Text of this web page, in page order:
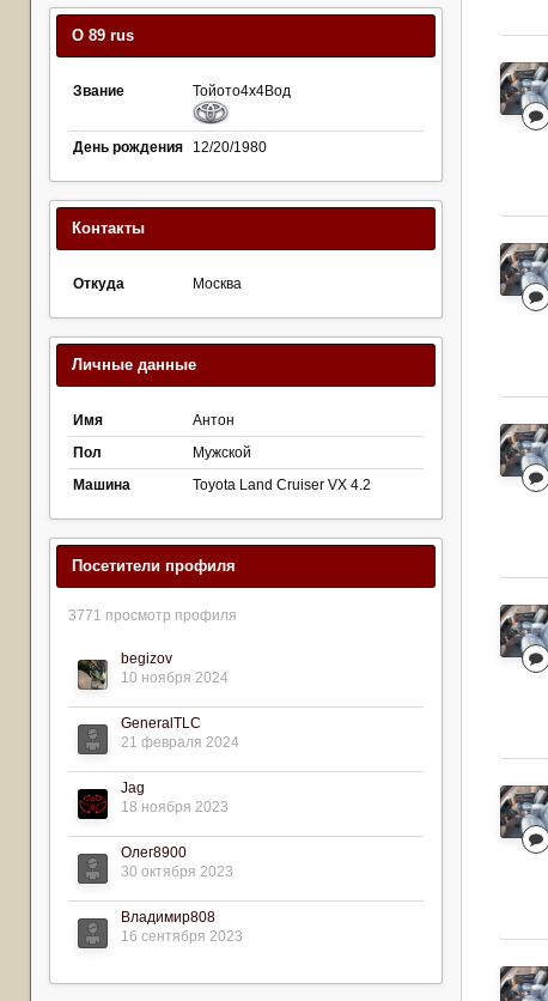
О 89 rus
Звание Тойото4х4Вод
День рождения 12/20/1980
Контакты
Откуда Москва
Личные данные
Имя
Антон
Пол
Мужской
Машина
Toyota Land Cruiser VX 4.2
Посетители профиля
3771 просмотр профиля
begizov
10 ноября 2024
GeneralTLC
21 февраля 2024
Jag
18 ноября 2023
Олег8900
30 октября 2023
Владимир808
16 сентября 2023